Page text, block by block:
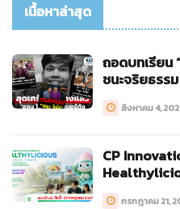
เนื้อหาล่าสุด
ถอดบทเรียน
ชนะจริยธรรม
สิงหาคม 4,
CP
กรกฎาคม 21,